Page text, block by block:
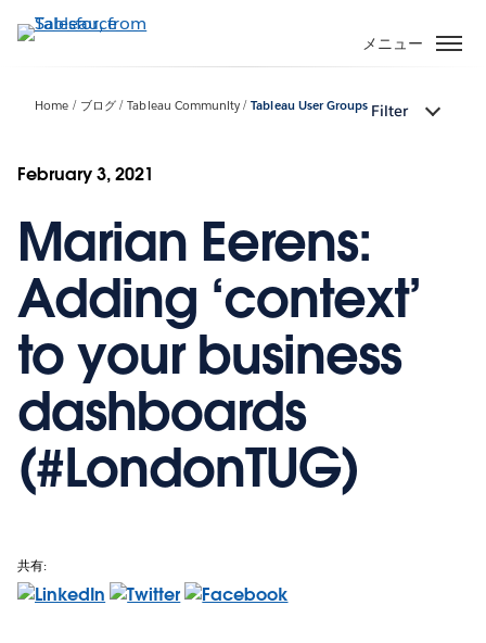
イ
メニュー
Home ブログ Tableau Community Tableau User Groups Filter
February 3, 2021
Marian Eerens:
Adding ‘context’
to your business
dashboards
(#LondonTUG)
共有: